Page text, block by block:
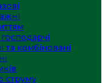
та комбіновані
струму